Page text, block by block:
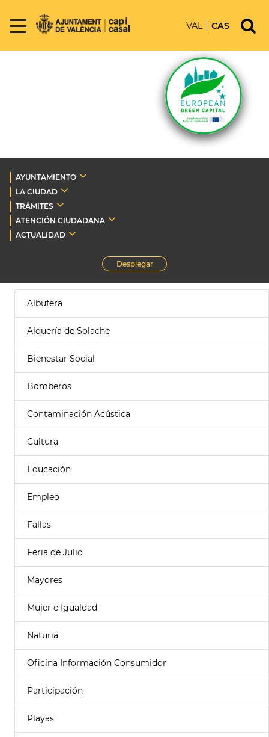
VAL CAS
AYUNTAMIENTO
LA CIUDAD
TRÁMITES
ATENCIÓN CIUDADANA
ACTUALIDAD
Desplegar
Albufera
Alquería de Solache
Bienestar Social
Bomberos
Contaminación Acústica
Cultura
Educación
Empleo
Fallas
Feria de Julio
Mayores
Mujer e Igualdad
Naturia
Oficina Información Consumidor
Participación
Playas